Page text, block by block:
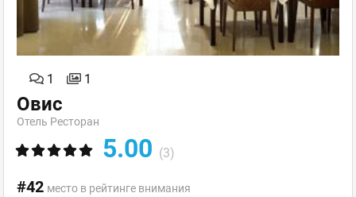
1 1
Овис
Отель Ресторан
5.00 (3)
#42 место в рейтинге внимания